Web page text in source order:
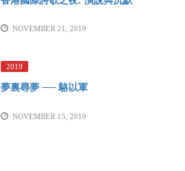
NOVEMBER 21, 2019
2019
夢裏尋夢 ── 駱以軍
NOVEMBER 15, 2019